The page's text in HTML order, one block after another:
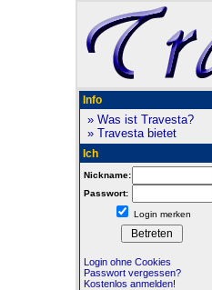
Info
» Was ist Travesta?
» Travesta bietet
Ich
Nickname:
Passwort:
Login merken
Login ohne Cookies
Passwort vergessen?
Kostenlos anmelden!